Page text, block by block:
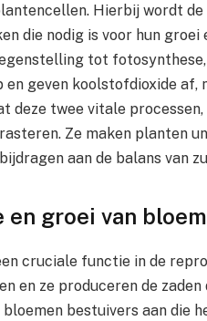
Hierbij wordt
die nodig is voor hun
tot
en geven koolstofdioxide af,
deze twee vitale
Ze maken planten
aan de balans van
en groei van
cruciale functie in de
en ze produceren de
bestuivers aan die